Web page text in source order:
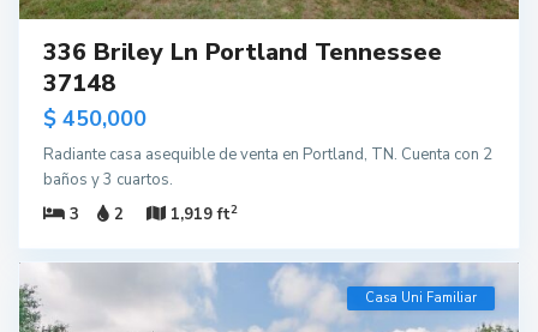
336 Briley Ln Portland Tennessee
37148
$ 450,000
Radiante casa asequible de venta en Portland, TN. Cuenta con 2
baños y 3 cuartos.
3
2 1,919 ft2
Casa Uni Familiar